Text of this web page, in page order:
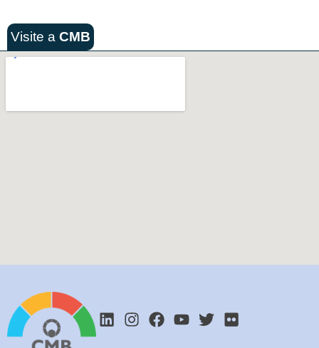
Visite a CMB